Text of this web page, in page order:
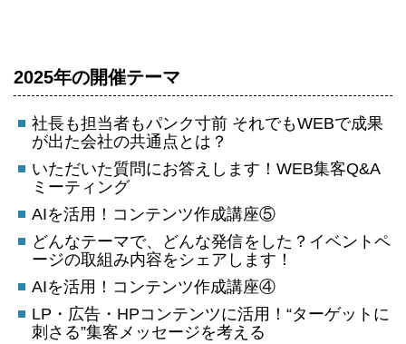
2025年の開催テーマ
社長も担当者もパンク寸前 それでもWEBで成果
が出た会社の共通点とは？
いただいた質問にお答えします！WEB集客Q&A
ミーティング
AIを活用！コンテンツ作成講座⑤
どんなテーマで、どんな発信をした？イベントペ
ージの取組み内容をシェアします！
AIを活用！コンテンツ作成講座④
LP・広告・HPコンテンツに活用！“ターゲットに
刺さる”集客メッセージを考える